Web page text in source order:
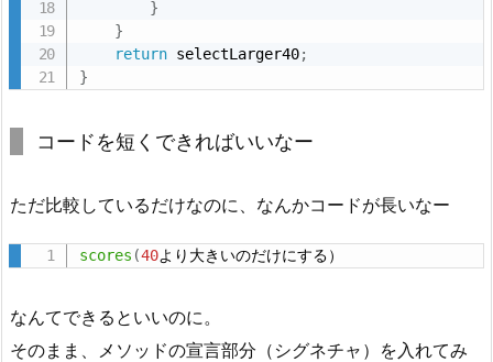
}
}
return selectLarger40;
}
コードを短くできればいいなー
ただ比較しているだけなのに、なんかコードが長いなー
scores (40より大きいのだけにする）
なんてできるといいのに。
そのまま、メソッドの宣言部分（シグネチャ）を入れてみ